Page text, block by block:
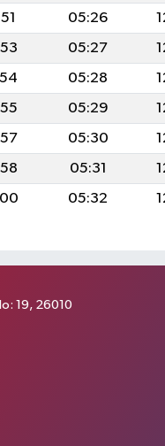
05:26
05:27
05:28
05:29
05:30
05:31
05:32
19, 26010